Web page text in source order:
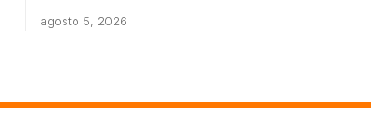
agosto 5, 2026